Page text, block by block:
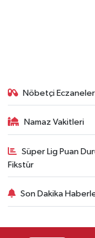
Nöbetçi Eczaneler
Namaz Vakitleri
Süper Lig Puan
Fikstür
Son Dakika